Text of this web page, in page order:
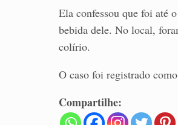
Ela confessou que foi até
bebida dele. No local,
colírio.
O caso foi registrado
Compartilhe: